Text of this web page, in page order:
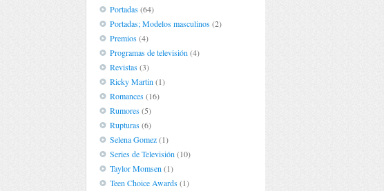
Portadas(64)
Portadas; Modelos masculinos(2)
Premios(4)
Programas de televisión (4)
Revistas(3)
Ricky Martin (1)
Romances(16)
Rumores(5)
Rupturas(6)
Selena Gomez(1)
Series de Televisión (10)
Taylor Momsen (1)
Teen Choice Awards(1)